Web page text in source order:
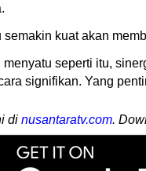
kuat akan
seperti itu,
signifikan. Yang
di nusantaratv.com.